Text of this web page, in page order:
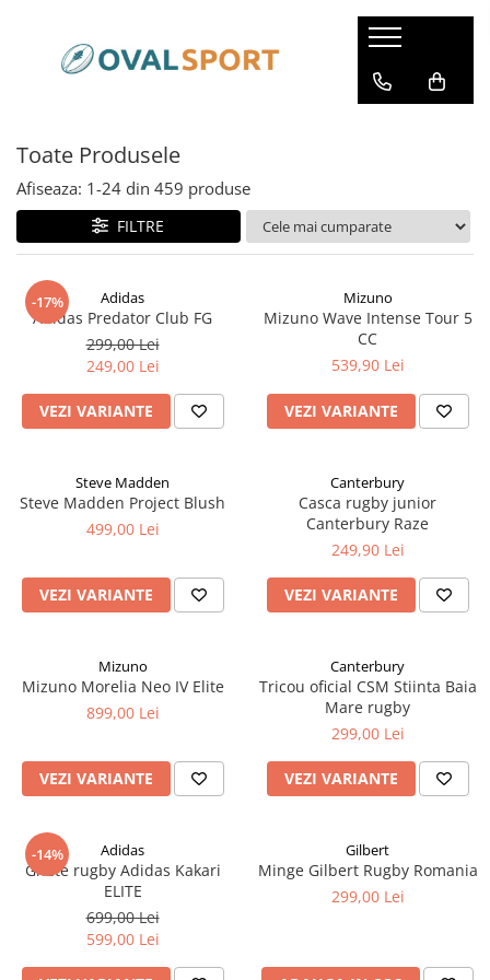
Femei
Incaltaminte
Barbati
Incaltaminte
Toate Produsele
Afiseaza: 1-24 din 459 produse
FILTRE
-17% Adidas
Adidas Predator Club FG
299,00 Lei
249,00 Lei
VEZI VARIANTE
Mizuno
Mizuno Wave Intense Tour 5
CC
539,90 Lei
VEZI VARIANTE
Steve Madden
Steve Madden Project Blush
499,00 Lei
VEZI VARIANTE
Canterbury
Casca rugby junior
Canterbury Raze
249,90 Lei
VEZI VARIANTE
Mizuno
Mizuno Morelia Neo IV Elite
899,00 Lei
VEZI VARIANTE
Canterbury
Tricou oficial CSM Stiinta Baia
Mare rugby
299,00 Lei
VEZI VARIANTE
-14% Adidas
Ghete rugby Adidas Kakari
ELITE
699,00 Lei
599,00 Lei
Gilbert
Minge Gilbert Rugby Romania
299,00 Lei